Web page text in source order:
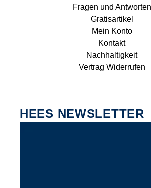
Fragen und Antworten
Gratisartikel
Mein Konto
Kontakt
Nachhaltigkeit
Vertrag Widerrufen
HEES NEWSLETTER